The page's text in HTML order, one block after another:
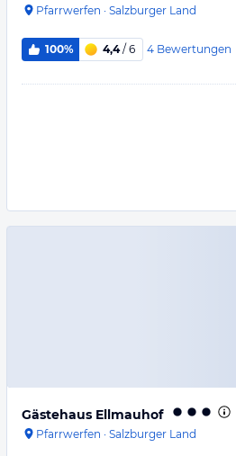
Pfarrwerfen · Salzburger Land
100% 4,4/ 6 4 Bewertungen
Gästehaus Ellmauhof
Pfarrwerfen · Salzburger Land